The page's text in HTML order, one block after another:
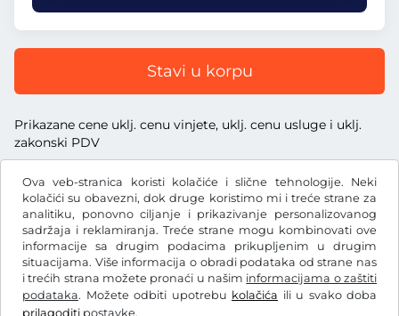
Ova veb-stranica koristi kolačiće i slične tehnologije. Neki
kolačići su obavezni, dok druge koristimo mi i treće strane za
analitiku, ponovno ciljanje i prikazivanje personalizovanog
sadržaja i reklamiranja. Treće strane mogu kombinovati ove
informacije sa drugim podacima prikupljenim u drugim
situacijama. Više informacija o obradi podataka od strane nas
i trećih strana možete pronaći u našim informacijama o zaštiti
podataka. Možete odbiti upotrebu kolačića ili u svako doba
prilagoditi postavke.
Stavi u korpu
Prikazane cene uklj. cenu vinjete, uklj. cenu usluge i uklj.
zakonski PDV
FtHUF
Facebook Instagram